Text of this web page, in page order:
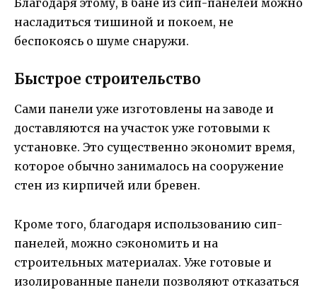
Благодаря этому, в бане из сип-панелей можно
насладиться тишиной и покоем, не
беспокоясь о шуме снаружи.
Быстрое строительство
Сами панели уже изготовлены на заводе и
доставляются на участок уже готовыми к
установке. Это существенно экономит время,
которое обычно занималось на сооружение
стен из кирпичей или бревен.
Кроме того, благодаря использованию сип-
панелей, можно сэкономить и на
строительных материалах. Уже готовые и
изолированные панели позволяют отказаться